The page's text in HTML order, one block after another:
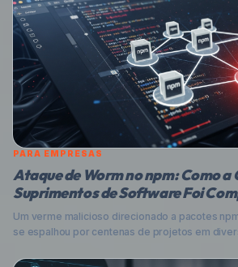
PARA EMPRESAS
Ataque de Worm no npm: Como a
Suprimentos de Software Foi
Um verme malicioso direcionado a pacotes
se espalhou por centenas de projetos em